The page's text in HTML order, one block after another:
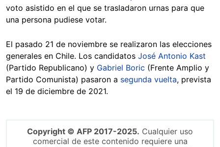
voto asistido en el que se trasladaron urnas para que
una persona pudiese votar.
El pasado 21 de noviembre se realizaron las elecciones
generales en Chile. Los candidatos José Antonio Kast
(Partido Republicano) y Gabriel Boric (Frente Amplio y
Partido Comunista) pasaron a segunda vuelta, prevista
el 19 de diciembre de 2021.
Copyright © AFP 2017-2025. Cualquier uso
comercial de este contenido requiere una